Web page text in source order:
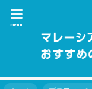
menu